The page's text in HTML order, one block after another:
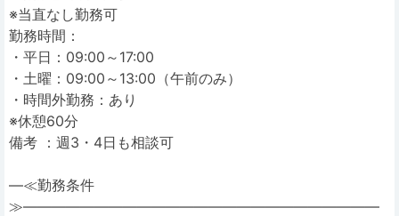
※当直なし勤務可
勤務時間：
・平日：09:00～17:00
・土曜：09:00～13:00（午前のみ）
・時間外勤務：あり
※休憩60分
備考 ：週3・4日も相談可
―≪勤務条件
≫―――――――――――――――――――――――――